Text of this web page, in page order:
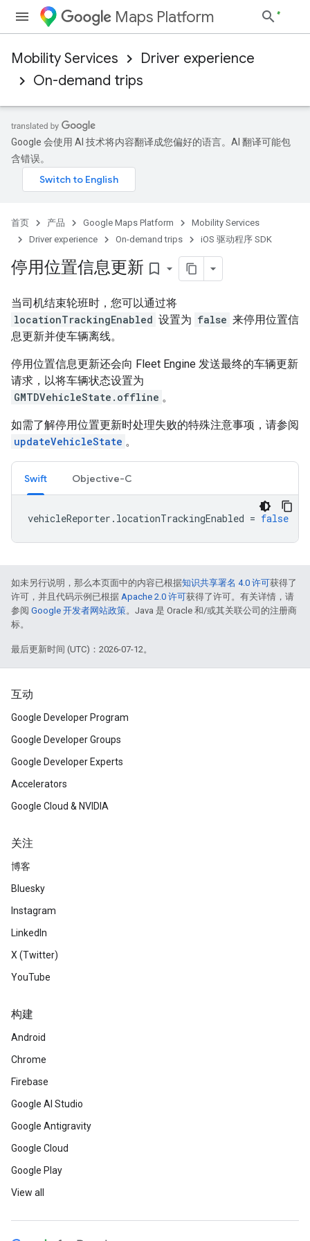
Maps Platform
Mobility Services
Driver experience
On-demand trips
Google 会使用 AI 技术将内容翻译成您偏好的语言。AI 翻译可能包
含错误。
首页 产品 Google Maps Platform
Mobility Services
Driver experience
On-demand trips iOS 驱动程序 SDK
停用位置信息更新 bookmark_border
当司机结束轮班时，您可以通过将
locationTrackingEnabled 设置为 false 来停用位置信
息更新并使车辆离线。
停用位置信息更新还会向 Fleet Engine 发送最终的车辆更新
请求，以将车辆状态设置为
GMTDVehicleState.offline 。
如需了解停用位置更新时处理失败的特殊注意事项，请参阅
updateVehicleState 。
Swift Objective-C
vehicleReporter . locationTrackingEnabled = false
如未另行说明，那么本页面中的内容已根据知识共享署名 4.0 许可获得了
许可，并且代码示例已根据 Apache 2.0 许可获得了许可。有关详情，请
参阅 Google 开发者网站政策。Java 是 Oracle 和/或其关联公司的注册商
标。
最后更新时间 (UTC)：2026-07-12。
互动
Google Developer Program
Google Developer Groups
Google Developer Experts
Accelerators
Google Cloud & NVIDIA
关注
博客
Bluesky
Instagram
LinkedIn
X (Twitter)
YouTube
构建
Android
Chrome
Firebase
Google AI Studio
Google Antigravity
Google Cloud
Google Play
View all